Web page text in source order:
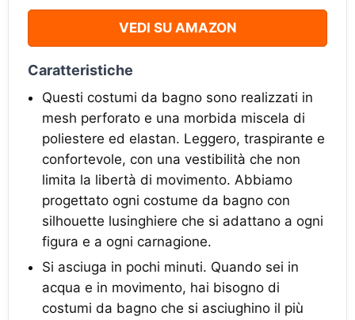
VEDI SU AMAZON
Caratteristiche
Questi costumi da bagno sono realizzati in
mesh perforato e una morbida miscela di
poliestere ed elastan. Leggero, traspirante e
confortevole, con una vestibilità che non
limita la libertà di movimento. Abbiamo
progettato ogni costume da bagno con
silhouette lusinghiere che si adattano a ogni
figura e a ogni carnagione.
Si asciuga in pochi minuti. Quando sei in
acqua e in movimento, hai bisogno di
costumi da bagno che si asciughino il più